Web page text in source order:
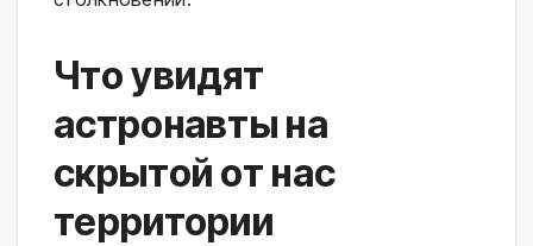
Что увидят
астронавты на
скрытой от нас
территории